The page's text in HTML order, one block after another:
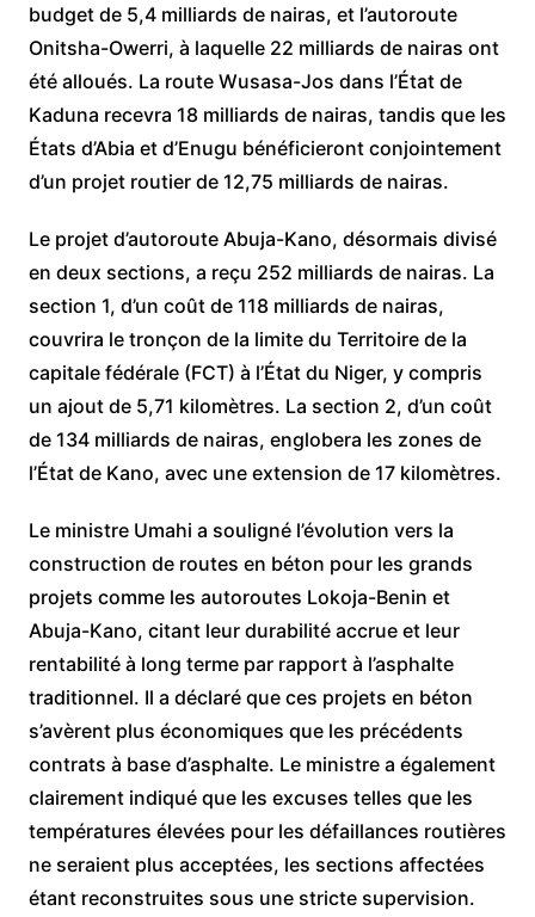
budget de 5,4 milliards de nairas, et l’autoroute
Onitsha-Owerri, à laquelle 22 milliards de nairas ont
été alloués. La route Wusasa-Jos dans l’État de
Kaduna recevra 18 milliards de nairas, tandis que les
États d’Abia et d’Enugu bénéficieront conjointement
d’un projet routier de 12,75 milliards de nairas.
Le projet d’autoroute Abuja-Kano, désormais divisé
en deux sections, a reçu 252 milliards de nairas. La
section 1, d’un coût de 118 milliards de nairas,
couvrira le tronçon de la limite du Territoire de la
capitale fédérale (FCT) à l’État du Niger, y compris
un ajout de 5,71 kilomètres. La section 2, d’un coût
de 134 milliards de nairas, englobera les zones de
l’État de Kano, avec une extension de 17 kilomètres.
Le ministre Umahi a souligné l’évolution vers la
construction de routes en béton pour les grands
projets comme les autoroutes Lokoja-Benin et
Abuja-Kano, citant leur durabilité accrue et leur
rentabilité à long terme par rapport à l’asphalte
traditionnel. Il a déclaré que ces projets en béton
s’avèrent plus économiques que les précédents
contrats à base d’asphalte. Le ministre a également
clairement indiqué que les excuses telles que les
températures élevées pour les défaillances routières
ne seraient plus acceptées, les sections affectées
étant reconstruites sous une stricte supervision.